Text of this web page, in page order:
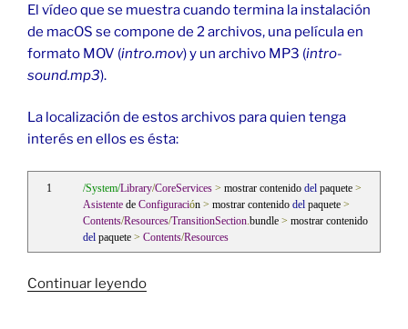
El vídeo que se muestra cuando termina la instalación
de macOS se compone de 2 archivos, una película en
formato MOV (intro.mov) y un archivo MP3 (intro-
sound.mp3).
La localización de estos archivos para quien tenga
interés en ellos es ésta:
/System/Library/CoreServices > mostrar contenido del paquete >
Asistente de Configuración > mostrar contenido del paquete >
Contents/Resources/TransitionSection bundle >
del paquete > Contents/Resources
Continuar leyendo«Vídeo